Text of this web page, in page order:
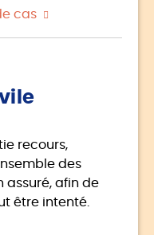
cas
recours,
des
assuré, afin de
être intenté.